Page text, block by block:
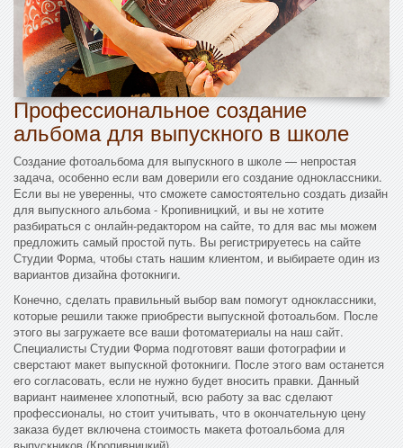
Профессиональное создание
альбома для выпускного в школе
Создание фотоальбома для выпускного в школе — непростая
задача, особенно если вам доверили его создание одноклассники.
Если вы не уверенны, что сможете самостоятельно создать дизайн
для выпускного альбома - Кропивницкий, и вы не хотите
разбираться с онлайн-редактором на сайте, то для вас мы можем
предложить самый простой путь. Вы регистрируетесь на сайте
Студии Форма, чтобы стать нашим клиентом, и выбираете один из
вариантов дизайна фотокниги.
Конечно, сделать правильный выбор вам помогут одноклассники,
которые решили также приобрести выпускной фотоальбом. После
этого вы загружаете все ваши фотоматериалы на наш сайт.
Специалисты Студии Форма подготовят ваши фотографии и
сверстают макет выпускной фотокниги. После этого вам останется
его согласовать, если не нужно будет вносить правки. Данный
вариант наименее хлопотный, всю работу за вас сделают
профессионалы, но стоит учитывать, что в окончательную цену
заказа будет включена стоимость макета фотоальбома для